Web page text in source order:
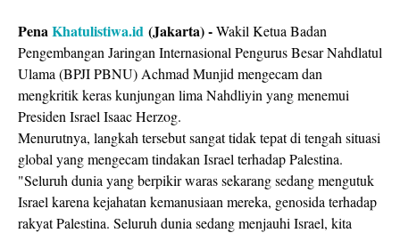
PenaKhatulistiwa.id (Jakarta) -Wakil Ketua Badan
Pengembangan Jaringan Internasional Pengurus Besar Nahdlatul
Ulama (BPJI PBNU) Achmad Munjid mengecam dan
mengkritik keras kunjungan lima Nahdliyin yang menemui
Presiden Israel Isaac Herzog.
Menurutnya, langkah tersebut sangat tidak tepat di tengah situasi
global yang mengecam tindakan Israel terhadap Palestina.
"Seluruh dunia yang berpikir waras sekarang sedang mengutuk
Israel karena kejahatan kemanusiaan mereka, genosida terhadap
rakyat Palestina. Seluruh dunia sedang menjauhi Israel, kita